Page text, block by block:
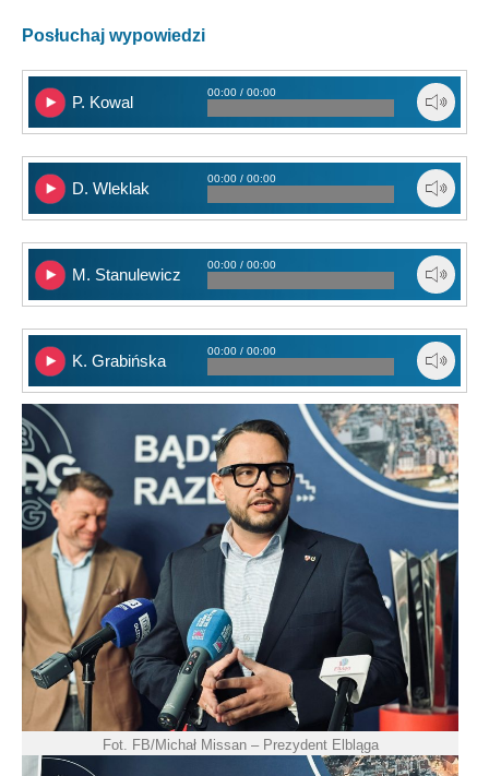
Posłuchaj wypowiedzi
P. Kowal
00:00 / 00:00
D. Wleklak
00:00 / 00:00
M. Stanulewicz
00:00 / 00:00
K. Grabińska
00:00 / 00:00
Fot. FB/Michał Missan – Prezydent Elbląga